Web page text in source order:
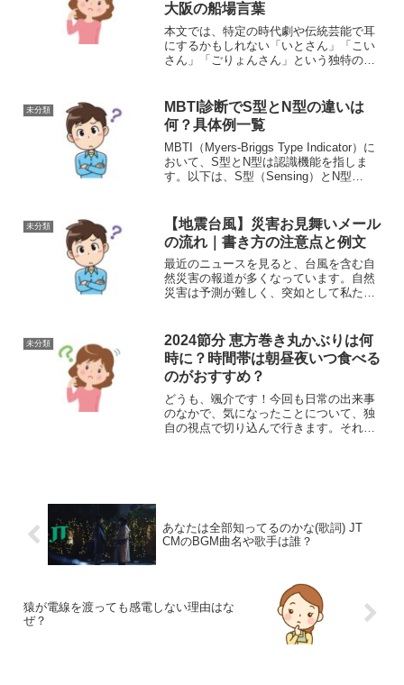
大阪の船場言葉
本文では、特定の時代劇や伝統芸能で耳
にするかもしれない「いとさん」「こい
さん」「ごりょんさん」という独特の呼
れらの表現は、かつて大阪の船場地区で
商人たちによって用いられて...
未分類
MBTI診断でS型とN型の違いは
何？具体例一覧
MBTI（Myers-Briggs Type Indicator）に
おいて、S型とN型は認識機能を指しま
す。以下は、S型（Sensing）とN型
（S...
未分類
【地震台風】災害お見舞いメール
の流れ｜書き方の注意点と例文
最近のニュースを見ると、台風を含む自
然災害の報道が多くなっています。自然
災害は予測が難しく、突如として私たち
るため、友人や知人が住む地域が被災し
た場合、心配の念は募るも...
未分類
2024節分 恵方巻き丸かぶりは何
時に？時間帯は朝昼夜いつ食べる
のがおすすめ？
どうも、颯介です！今回も日常の出来事
のなかで、気になったことについて、独
自の視点で切り込んで行きます。それで
あなたは全部知ってるのかな(歌詞) JT
CMのBGM曲名や歌手は誰？
猿が電線を渡っても感電しない理由はな
ぜ？